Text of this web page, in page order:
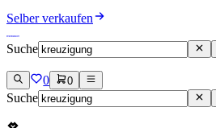
Selber verkaufen
Suche
0 0
Suche